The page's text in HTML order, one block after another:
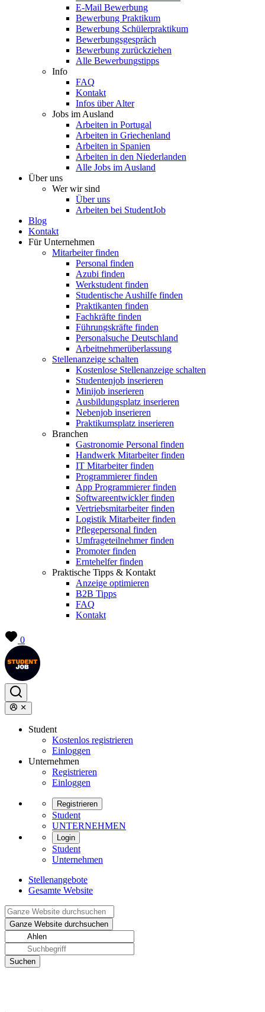
E-Mail Bewerbung
Bewerbung Praktikum
Bewerbung Schülerpraktikum
Bewerbungsgespräch
Bewerbung zurückziehen
Alle Bewerbungstipps
Info
FAQ
Kontakt
Infos über Alter
Jobs im Ausland
Arbeiten in Portugal
Arbeiten in Griechenland
Arbeiten in Spanien
Arbeiten in den Niederlanden
Alle Jobs im Ausland
Über uns
Wer wir sind
Über uns
Arbeiten bei StudentJob
Blog
Kontakt
Für Unternehmen
Mitarbeiter finden
Personal finden
Azubi finden
Werkstudent finden
Studentische Aushilfe finden
Praktikanten finden
Fachkräfte finden
Führungskräfte finden
Personalsuche Deutschland
Arbeitnehmerüberlassung
Stellenanzeige schalten
Kostenlose Stellenanzeige schalten
Studentenjob inserieren
Minijob inserieren
Ausbildungsplatz inserieren
Nebenjob inserieren
Praktikumsplatz inserieren
Branchen
Gastronomie Personal finden
Handwerk Mitarbeiter finden
IT Mitarbeiter finden
Programmierer finden
App Programmierer finden
Softwareentwickler finden
Vertriebsmitarbeiter finden
Logistik Mitarbeiter finden
Pflegepersonal finden
Umfrageteilnehmer finden
Promoter finden
Erntehelfer finden
Praktische Tipps & Kontakt
Anzeige optimieren
B2B Tipps
FAQ
Kontakt
0
Student
Kostenlos registrieren
Einloggen
Unternehmen
Registrieren
Einloggen
Registrieren
Student
UNTERNEHMEN
Login
Student
Unternehmen
Stellenangebote
Gesamte Website